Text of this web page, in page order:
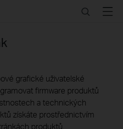
SearchMenu
grafické uživatelské
firmware produktů
a technických
získáte prostřednictvím
produktů.